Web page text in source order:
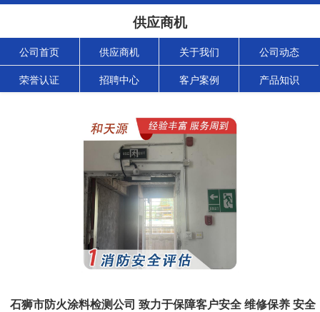
供应商机
公司首页 供应商机 关于我们 公司动态
荣誉认证 招聘中心 客户案例 产品知识
石狮市防火涂料检测公司 致力于保障客户安全 维修保养 安全